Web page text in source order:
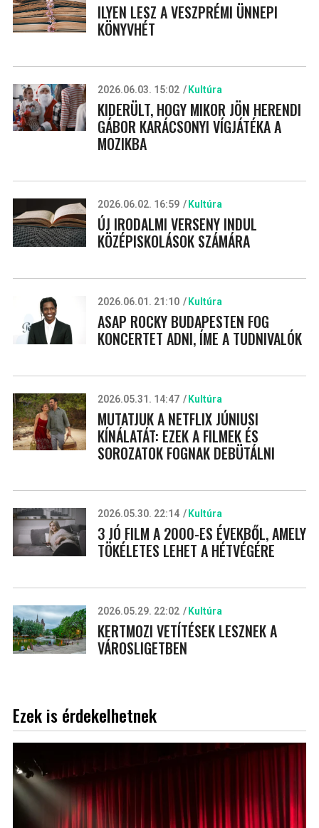
ILYEN LESZ A VESZPRÉMI ÜNNEPI
KÖNYVHÉT
2026.06.03. 15:02 Kultúra
KIDERÜLT, HOGY MIKOR JÖN HERENDI
GÁBOR KARÁCSONYI VÍGJÁTÉKA A
MOZIKBA
2026.06.02. 16:59 Kultúra
ÚJ IRODALMI VERSENY INDUL
KÖZÉPISKOLÁSOK SZÁMÁRA
2026.06.01. 21:10 Kultúra
ASAP ROCKY BUDAPESTEN FOG
KONCERTET ADNI, ÍME A TUDNIVALÓK
2026.05.31. 14:47 Kultúra
MUTATJUK A NETFLIX JÚNIUSI
KÍNÁLATÁT: EZEK A FILMEK ÉS
SOROZATOK FOGNAK DEBÜTÁLNI
2026.05.30. 22:14 Kultúra
3 JÓ FILM A 2000-ES ÉVEKBŐL, AMELY
TÖKÉLETES LEHET A HÉTVÉGÉRE
2026.05.29. 22:02 Kultúra
KERTMOZI VETÍTÉSEK LESZNEK A
VÁROSLIGETBEN
Ezek is érdekelhetnek